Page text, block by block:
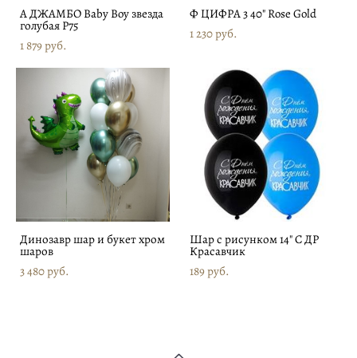
А ДЖАМБО Baby Boy звезда
голубая P75
1 879 pуб.
Ф ЦИФРА 3 40" Rose Gold
1 230 pуб.
Динозавр шар и букет хром
шаров
3 480 pуб.
Шар с рисунком 14" С ДР
Красавчик
189 pуб.